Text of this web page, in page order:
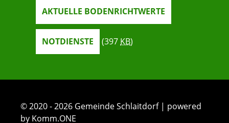
AKTUELLE BODENRICHTWERTE
NOTDIENSTE (397 KB)
© 2020 - 2026 Gemeinde Schlaitdorf | powered
by Komm.ONE